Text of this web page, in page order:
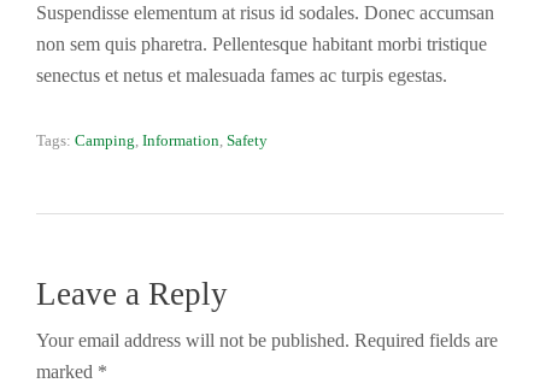
Suspendisse elementum at risus id sodales. Donec accumsan
non sem quis pharetra. Pellentesque habitant morbi tristique
senectus et netus et malesuada fames ac turpis egestas.
Tags: Camping Information Safety
Leave a Reply
Your email address will not be published. Required fields are
marked *